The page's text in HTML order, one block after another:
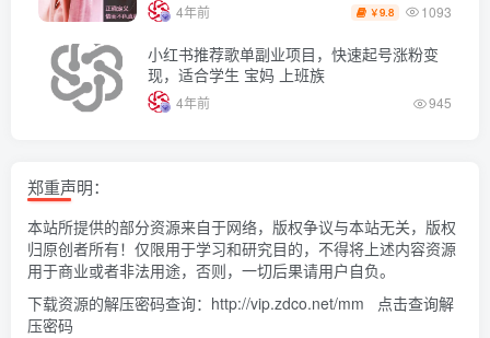
4年前 ￥9.8 1093
小红书推荐歌单副业项目，快速起号涨粉变
现，适合学生 宝妈 上班族
4年前 945
郑重声明：
本站所提供的部分资源来自于网络，版权争议与本站无关，版权
归原创者所有！仅限用于学习和研究目的，不得将上述内容资源
用于商业或者非法用途，否则，一切后果请用户自负。
下载资源的解压密码查询： http://vip.zdco.net/mm
点击查询解
压密码